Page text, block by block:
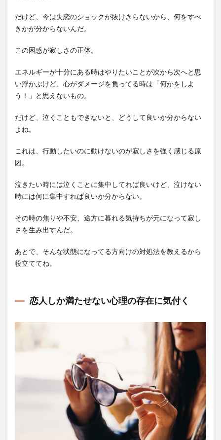
だけど、今は失恋のショックが抜けきらないから、何をすべ
きかが分からないんだ。
この困惑が寂しさの正体。
エネルギーが十分にある時はやりたいことが次から次へと思
い浮かぶけど、心がダメージを負ってる時は「何かをしよ
う！」と思えないもの。
だけど、泣くこともできないと、どうして良いか分からない
よね。
これは、行動したいのに動けないのが寂しさを強く感じる原
因。
泣きたい時には泣くことに集中してれば良いけど、泣けない
時には何に集中すれば良いか分からない。
その時の焦りや不安、途方に暮れる気持ちが元になって寂し
さを生み出すんだ。
あとで、そんな状態になってる方向けの対処法を教えるから
役立ててね。
恋人しか満たせない心理の存在に気付く